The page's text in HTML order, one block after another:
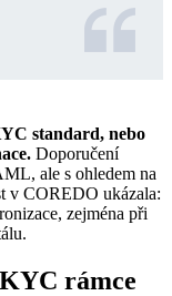
standard, nebo
Doporučení
ale s ohledem na
v COREDO ukázala:
zejména při
rámce